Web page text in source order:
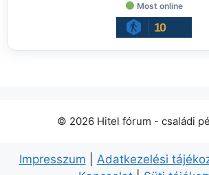
Most online
10
© 2026 Hitel fórum - családi
Impresszum Adatkezelési